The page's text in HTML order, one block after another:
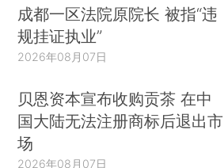
成都一区法院原院长 被指“违
规挂证执业”
2026年08月07日
贝恩资本宣布收购贡茶 在中
国大陆无法注册商标后退出市
场
2026年08月07日